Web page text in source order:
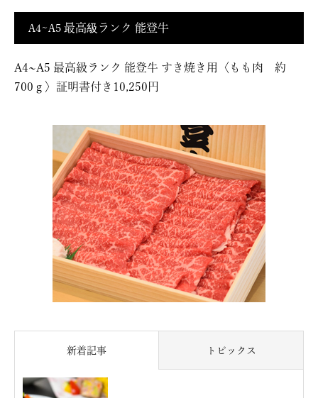
A4~A5 最高級ランク 能登牛
A4~A5 最高級ランク 能登牛 すき焼き用〈もも肉 約
700ｇ〉証明書付き10,250円
新着記事 トピックス